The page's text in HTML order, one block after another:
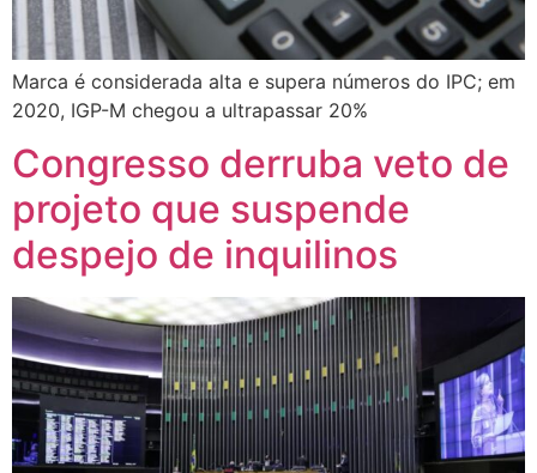
Marca é considerada alta e supera números do IPC; em
2020, IGP-M chegou a ultrapassar 20%
Congresso derruba veto de
projeto que suspende
despejo de inquilinos